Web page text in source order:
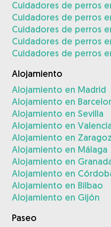
Cuidadores de perros
Cuidadores de perros
Cuidadores de perros
Cuidadores de perros
Cuidadores de perros
Alojamiento
Alojamiento en Madrid
Alojamiento en
Alojamiento en Sevilla
Alojamiento en
Alojamiento en
Alojamiento en Málaga
Alojamiento en
Alojamiento en
Alojamiento en Bilbao
Alojamiento en Gijón
Paseo